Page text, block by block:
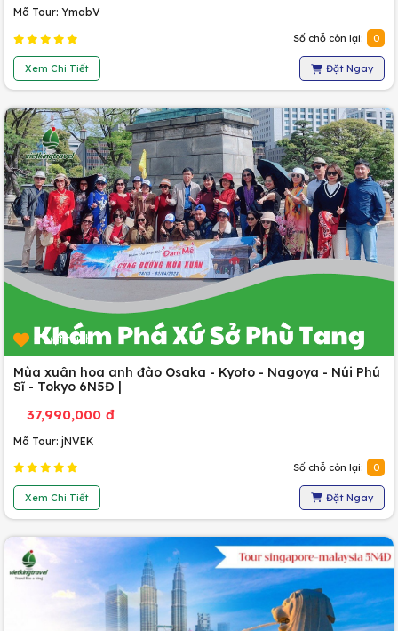
Mã Tour: YmabV
Số chỗ còn lại: 0
Xem Chi Tiết Đặt Ngay
0 lượt thích
Mùa xuân hoa anh đào Osaka - Kyoto - Nagoya - Núi Phú
Sĩ - Tokyo 6N5Đ |
37,990,000 đ
Mã Tour: jNVEK
Số chỗ còn lại: 0
Xem Chi Tiết Đặt Ngay